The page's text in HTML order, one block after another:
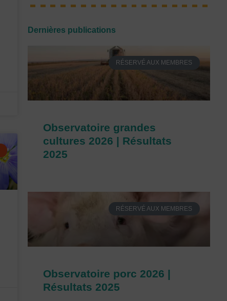
Dernières publications
RÉSERVÉ AUX MEMBRES
Observatoire grandes
cultures 2026 | Résultats
2025
RÉSERVÉ AUX MEMBRES
Observatoire porc 2026 |
Résultats 2025